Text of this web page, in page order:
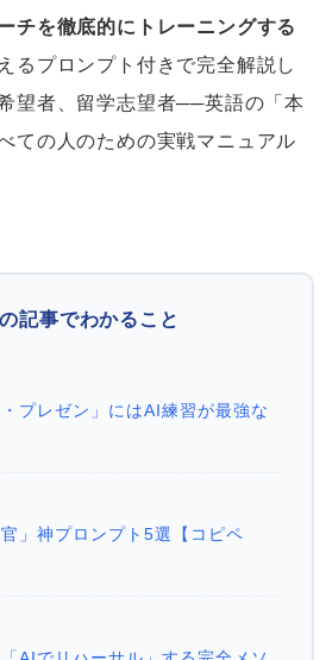
チを徹底的にトレーニングする
るプロンプト付きで完全解説し
望者、留学志望者──英語の「本
ての人のための実戦マニュアル
記事でわかること
プレゼン」にはAI練習が最強な
」神プロンプト5選【コピペ